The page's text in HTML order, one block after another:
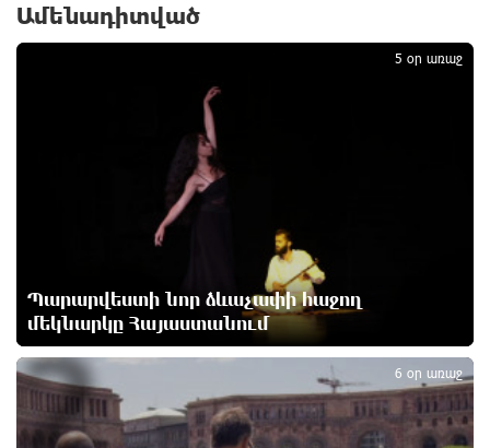
«Ինտեր»-ը հաղթեց «Յուվենտուս»-ին
Քրեական վարույթի շրջանակում անձի անձնական
և ընտանեկան կյանքին առնչվող տվյալների
անհարկի հրապարակումն անթույլատրելի է. ՄԻՊ
1 օր առաջ
Զելենսկին ու Վուչիչը քննարկել են
համագործակցությունն ընդլայնելու
Ամենադիտված
Պարարվեստի նոր ձևաչափի հաջող
մեկնարկը Հայաստանում
5 օր առաջ
1
6 օր առաջ
2